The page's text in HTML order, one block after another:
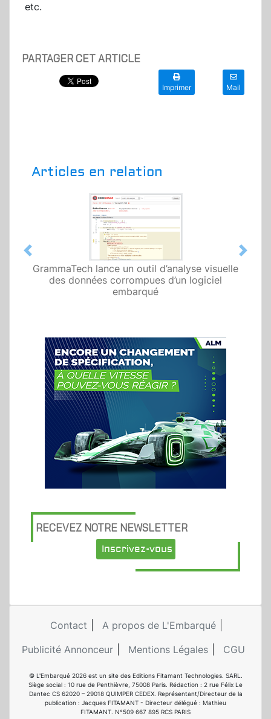
etc.
PARTAGER CET ARTICLE
Imprimer Mail
Articles en relation
GrammaTech lance un outil d’analyse visuelle
des données corrompues d’un logiciel
embarqué
Previous Next
RECEVEZ NOTRE NEWSLETTER
Inscrivez-vous
Contact
A propos de L'Embarqué
Publicité Annonceur
Mentions Légales CGU
© L'Embarqué 2026 est un site des Editions Fitamant Technologies. SARL.
Siège social : 10 rue de Penthièvre, 75008 Paris. Rédaction : 2 rue Félix Le
Dantec CS 62020 – 29018 QUIMPER CEDEX. Représentant/Directeur de la
publication : Jacques FITAMANT - Directeur délégué : Mathieu
FITAMANT. N°509 667 895 RCS PARIS